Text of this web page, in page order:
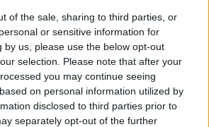
of the sale, sharing to third parties, or
or sensitive information for
by us, please use the below opt-out
selection. Please note that after your
you may continue seeing
on personal information utilized by
disclosed to third parties prior to
separately opt-out of the further